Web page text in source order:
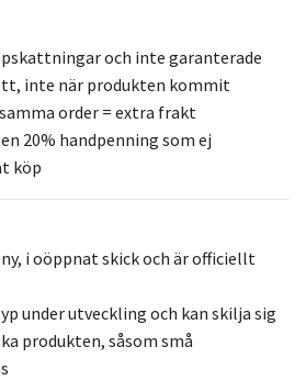
och inte garanterade
inte när produkten kommit
order = extra frakt
20% handpenning som ej
köp
i oöppnat skick och är officiellt
under utveckling och kan skilja sig
produkten, såsom små